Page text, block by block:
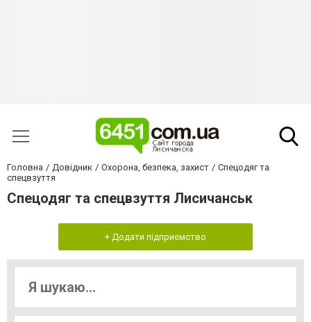
Головна Довідник Охорона, безпека, захист
Спецодяг та
спецвзуття
Спецодяг та спецвзуття Лисичанськ
+ Додати підприємство